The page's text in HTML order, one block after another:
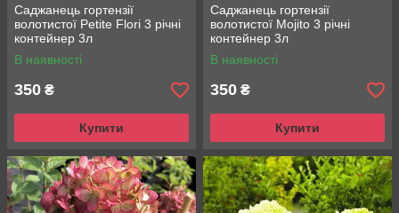
Саджанець гортензії
волотистої Petite Flori 3 річні
контейнер 3л
В наявності
350 ₴
Купити
Саджанець гортензії
волотистої Mojito 3 річні
контейнер 3л
В наявності
350 ₴
Купити